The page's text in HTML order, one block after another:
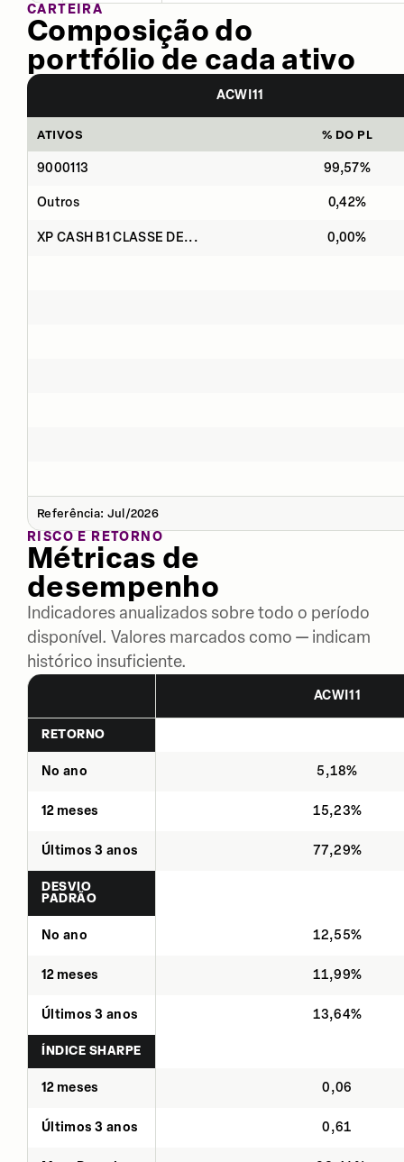
CARTEIRA
Composição do
portfólio de cada ativo
ACWI11
ATIVOS % DO PL
9000113 99,57%
Outros 0,42%
XP CASH B1 CLASSE DE... 0,00%
Referência: Jul/2026
RISCO E RETORNO
Métricas de
desempenho
Indicadores anualizados sobre todo o período
disponível. Valores marcados como — indicam
histórico insuficiente.
ACWI11
RETORNO
No ano 5,18%
12 meses 15,23%
Últimos 3 anos 77,29%
DESVIO
PADRÃO
No ano 12,55%
12 meses 11,99%
Últimos 3 anos 13,64%
ÍNDICE SHARPE
12 meses 0,06
Últimos 3 anos 0,61